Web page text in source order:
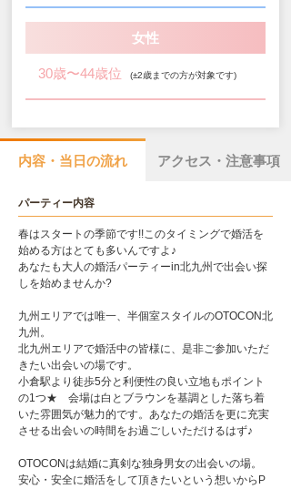
女性
30歳〜44歳位 (±2歳までの方が対象です)
内容・当日の流れ アクセス・注意事項
パーティー内容
春はスタートの季節です!!このタイミングで婚活を
始める方はとても多いんですよ♪
あなたも大人の婚活パーティーin北九州で出会い探
しを始めませんか?
九州エリアでは唯一、半個室スタイルのOTOCON北
九州。
北九州エリアで婚活中の皆様に、是非ご参加いただ
きたい出会いの場です。
小倉駅より徒歩5分と利便性の良い立地もポイント
の1つ★ 会場は白とブラウンを基調とした落ち着
いた雰囲気が魅力的です。あなたの婚活を更に充実
させる出会いの時間をお過ごしいただけるはず♪
OTOCONは結婚に真剣な独身男女の出会いの場。
安心・安全に婚活をして頂きたいという想いからP